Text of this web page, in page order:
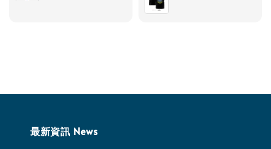
最新資訊 News